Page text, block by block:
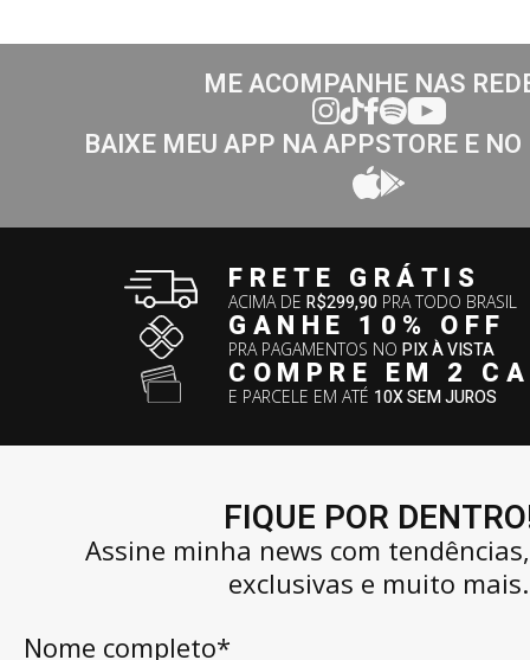
ME ACOMPANHE NAS
BAIXE MEU APP NA APPSTORE E
FRETE GRÁTIS
ACIMA DER$299,90 PRA TODO BRASIL
GANHE 10% OFF
PRA PAGAMENTOS NOPIX À VISTA
COMPRE EM 2
E PARCELE EM ATÉ 10X SEM JUROS
FIQUE POR
Assine minha news com
exclusivas e muito mais.